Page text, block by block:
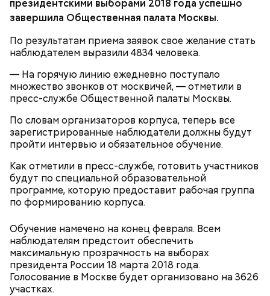
президентскими выборами 2018 года успешно
завершила Общественная палата Москвы.
По результатам приема заявок свое желание стать
наблюдателем выразили 4834 человека.
— На горячую линию ежедневно поступало
множество звонков от москвичей, — отметили в
пресс-службе Общественной палаты Москвы.
По словам организаторов корпуса, теперь все
зарегистрированные наблюдатели должны будут
пройти интервью и обязательное обучение.
Как отметили в пресс-службе, готовить участников
будут по специальной образовательной
программе, которую предоставит рабочая группа
по формированию корпуса.
Обучение намечено на конец февраля. Всем
наблюдателям предстоит обеспечить
максимальную прозрачность на выборах
президента России 18 марта 2018 года.
Голосование в Москве будет организовано на 3626
участках.